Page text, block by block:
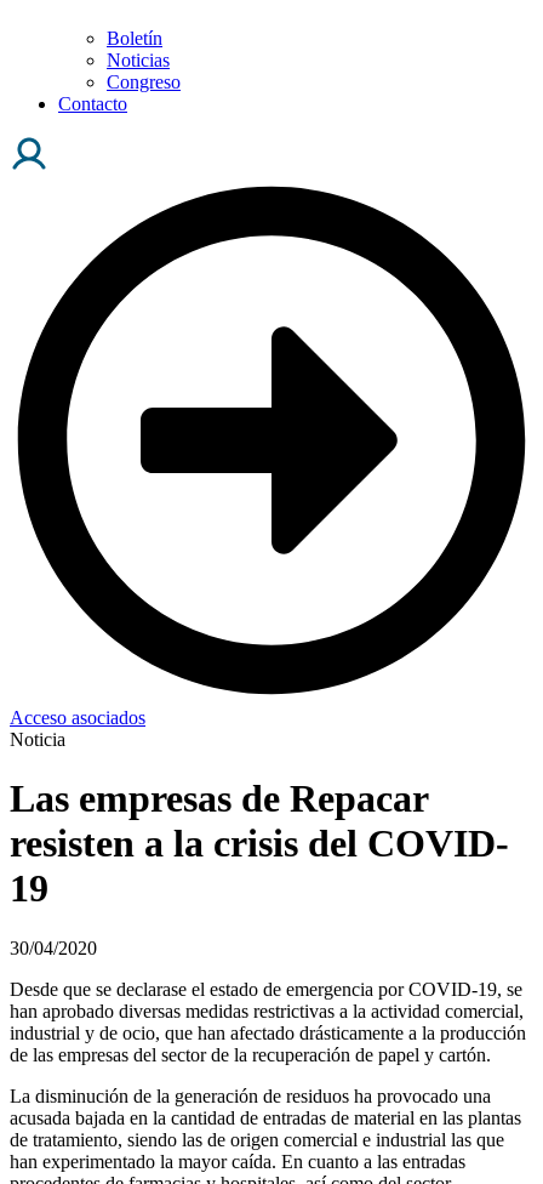
Boletín
Noticias
Congreso
Contacto
Acceso asociados
Noticia
Las empresas de Repacar
resisten a la crisis del COVID-
19
30/04/2020
Desde que se declarase el estado de emergencia por COVID-19, se
han aprobado diversas medidas restrictivas a la actividad comercial,
industrial y de ocio, que han afectado drásticamente a la producción
de las empresas del sector de la recuperación de papel y cartón.
La disminución de la generación de residuos ha provocado una
acusada bajada en la cantidad de entradas de material en las plantas
de tratamiento, siendo las de origen comercial e industrial las que
han experimentado la mayor caída. En cuanto a las entradas